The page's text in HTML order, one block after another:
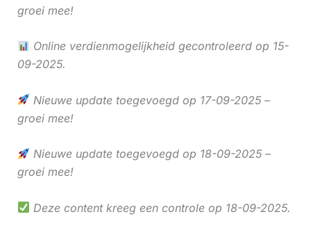
groei mee!
Online verdienmogelijkheid gecontroleerd op 15-
09-2025.
Nieuwe update toegevoegd op 17-09-2025 –
groei mee!
Nieuwe update toegevoegd op 18-09-2025 –
groei mee!
Deze content kreeg een controle op 18-09-2025.